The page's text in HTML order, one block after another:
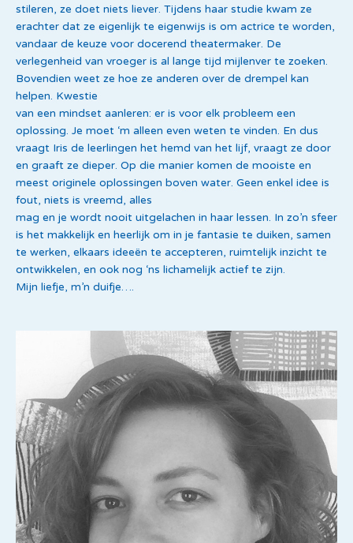
stileren, ze doet niets liever. Tijdens haar studie kwam ze
erachter dat ze eigenlijk te eigenwijs is om actrice te worden,
vandaar de keuze voor docerend theatermaker. De
verlegenheid van vroeger is al lange tijd mijlenver te zoeken.
Bovendien weet ze hoe ze anderen over de drempel kan
helpen. Kwestie
van een mindset aanleren: er is voor elk probleem een
oplossing. Je moet ‘m alleen even weten te vinden. En dus
vraagt Iris de leerlingen het hemd van het lijf, vraagt ze door
en graaft ze dieper. Op die manier komen de mooiste en
meest originele oplossingen boven water. Geen enkel idee is
fout, niets is vreemd, alles
mag en je wordt nooit uitgelachen in haar lessen. In zo’n sfeer
is het makkelijk en heerlijk om in je fantasie te duiken, samen
te werken, elkaars ideeën te accepteren, ruimtelijk inzicht te
ontwikkelen, en ook nog ‘ns lichamelijk actief te zijn.
Mijn liefje, m’n duifje….